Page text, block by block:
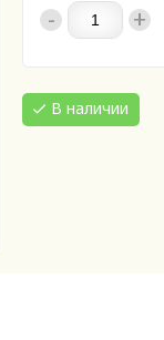
- +
В наличии